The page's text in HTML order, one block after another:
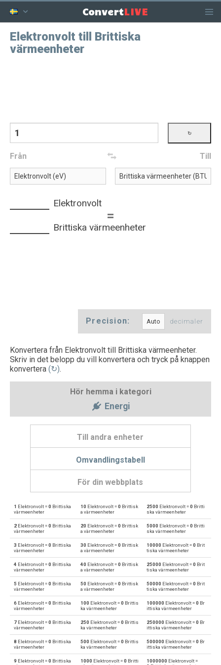
ConvertLIVE
Elektronvolt till Brittiska
värmeenheter
Från Till
Elektronvolt
=
Brittiska värmeenheter
Precision: decimaler
Konvertera från Elektronvolt till Brittiska värmeenheter.
Skriv in det belopp du vill konvertera och tryck på knappen
konvertera (↻).
Hör hemma i kategori
Energi
Till andra enheter
Omvandlingstabell
För din webbplats
eV Elektronvolt till Brittiska värmeenheter BTU
BTU Brittiska värmeenheter till Elektronvolt eV
eV Elektronvolt till Kalorier cal
cal Kalorier till Elektronvolt eV
eV Elektronvolt till Gigajoule Gj
Gj Gigajoule till Elektronvolt eV
eV Elektronvolt till Joule J
J Joule till Elektronvolt eV
eV
1 Elektronvolt =0 Brittiska
värmeenheter
10 Elektronvolt =0 Brittisk
a värmeenheter
2500 Elektronvolt =0 Britti
ska värmeenheter
2 Elektronvolt =0 Brittiska
värmeenheter
20 Elektronvolt =0 Brittisk
a värmeenheter
5000 Elektronvolt =0 Britti
ska värmeenheter
3 Elektronvolt =0 Brittiska
värmeenheter
30 Elektronvolt =0 Brittisk
a värmeenheter
10000 Elektronvolt =0 Brit
tiska värmeenheter
4 Elektronvolt =0 Brittiska
värmeenheter
40 Elektronvolt =0 Brittisk
a värmeenheter
25000 Elektronvolt =0 Brit
tiska värmeenheter
5 Elektronvolt =0 Brittiska
värmeenheter
50 Elektronvolt =0 Brittisk
a värmeenheter
50000 Elektronvolt =0 Brit
tiska värmeenheter
6 Elektronvolt =0 Brittiska
värmeenheter
100 Elektronvolt =0 Brittis
ka värmeenheter
100000 Elektronvolt =0 Br
ittiska värmeenheter
7 Elektronvolt =0 Brittiska
värmeenheter
250 Elektronvolt =0 Brittis
ka värmeenheter
250000 Elektronvolt =0 Br
ittiska värmeenheter
8 Elektronvolt =0 Brittiska
värmeenheter
500 Elektronvolt =0 Brittis
ka värmeenheter
500000 Elektronvolt =0 Br
ittiska värmeenheter
9 Elektronvolt =0 Brittiska
1000 Elektronvolt =0 Britti
1000000 Elektronvolt =